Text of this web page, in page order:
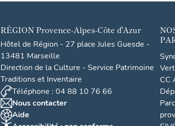
RÉGION Provence-Alpes-Côte d'Azur
Hôtel de Région - 27 place Jules Guesde -
13481 Marseille
Direction de la Culture - Service Patrimoine
Traditions et Inventaire
Téléphone : 04 88 10 76 66
Nous contacter
Aide
CC